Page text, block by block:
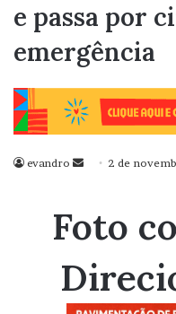
e passa por
emergência
evandro
Mande
mail
2 de
Foto